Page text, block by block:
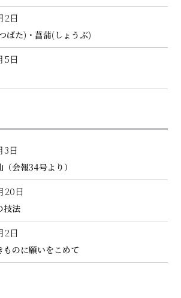
2日
ばた)・菖蒲(しょうぶ)
5日
3日
会報34号より）
20日
技法
2日
ものに願いをこめて